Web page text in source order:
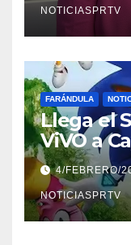
NOTICIASPRTV
FARÁNDULA
Llega el
ViVO a
Relojes
compre
4/FEBRERO/
NOTICIASPRTV